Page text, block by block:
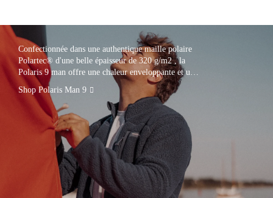
Confectionnée dans une authentique maille polaire
Polartec® d'une belle épaisseur de 320 g/m2 , la
Polaris 9 man offre une chaleur enveloppante et une
excellente tenue.
Shop Polaris Man 9